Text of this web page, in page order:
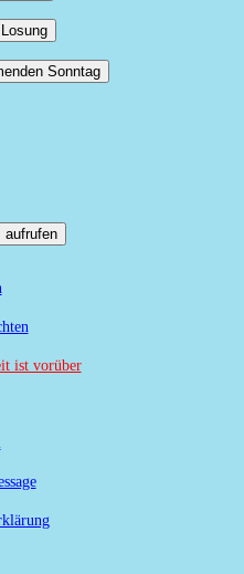
Sonntag
aufrufen
ist vorüber